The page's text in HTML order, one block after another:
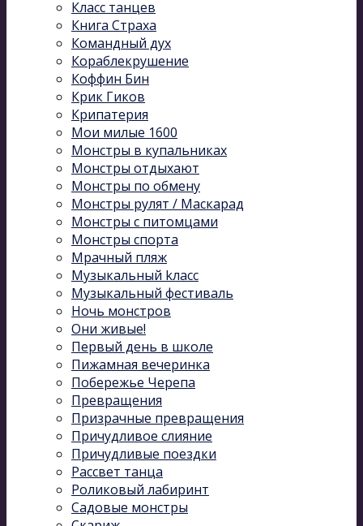
Класс танцев
Книга Страха
Командный дух
Кораблекрушение
Коффин Бин
Крик Гиков
Крипатерия
Мои милые 1600
Монстры в купальниках
Монстры отдыхают
Монстры по обмену
Монстры рулят / Маскарад
Монстры с питомцами
Монстры спорта
Мрачный пляж
Музыкальный kласс
Музыкальный фестиваль
Ночь монстров
Они живые!
Первый день в школе
Пижамная вечеринка
Побережье Черепа
Превращения
Призрачные превращения
Причудливое слияние
Причудливые поездки
Рассвет танца
Роликовый лабиринт
Садовые монстры